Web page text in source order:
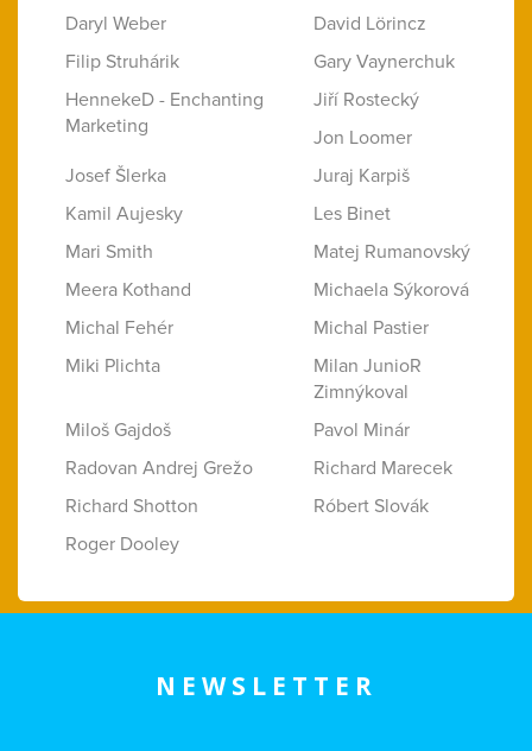
Daryl Weber
David Lörincz
Filip Struhárik
Gary Vaynerchuk
HennekeD - Enchanting
Marketing
Jiří Rostecký
Jon Loomer
Josef Šlerka
Juraj Karpiš
Kamil Aujesky
Les Binet
Mari Smith
Matej Rumanovský
Meera Kothand
Michaela Sýkorová
Michal Fehér
Michal Pastier
Miki Plichta
Milan JunioR
Zimnýkoval
Miloš Gajdoš
Pavol Minár
Radovan Andrej Grežo
Richard Marecek
Richard Shotton
Róbert Slovák
Roger Dooley
NEWSLETTER